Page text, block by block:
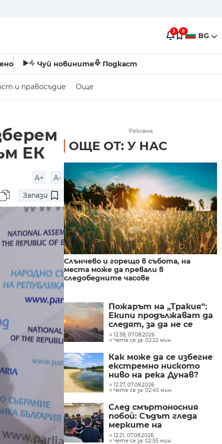
3 0 BG
Чуй новините Подкаст
и правосъдие Още
ЕК
A+
A-
Запази
Реклама
ОЩЕ ОТ: У НАС
Слънчево и горещо в събота, на
места може да превали в
следобедните часове
Пожарът на „Тракия“:
Екипи продължават да
следят, за да не се
разпространява
огънят
12:38, 07.08.2026
Чете се за: 02:22 мин.
Как може да се избегне
екстремно ниското
ниво на река Дунав?
12:27, 07.08.2026
Чете се за: 02:45 мин.
След смъртоносния
побой: Съдът гледа
мерките на
задържаните
12:21, 07.08.2026
Чете се за: 02:55 мин.